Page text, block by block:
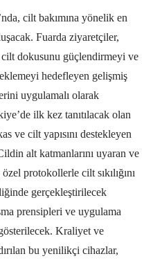
cilt bakımına yönelik en
Fuarda ziyaretçiler,
cilt dokusunu güçlendirmeyi ve
hedefleyen gelişmiş
uygulamalı olarak
ilk kez tanıtılacak olan
ve cilt yapısını destekleyen
alt katmanlarını uyaran ve
protokollerle cilt sıkılığını
gerçekleştirilecek
prensipleri ve uygulama
Kraliyet ve
bu yenilikçi cihazlar,